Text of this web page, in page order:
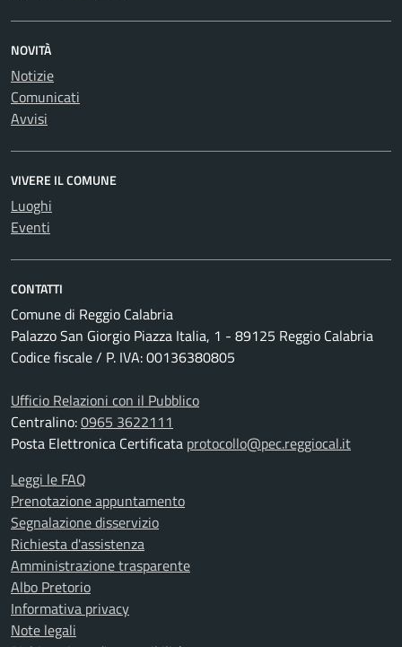
NOVITÀ
Notizie
Comunicati
Avvisi
VIVERE IL COMUNE
Luoghi
Eventi
CONTATTI
Comune di Reggio Calabria
Palazzo San Giorgio Piazza Italia, 1 - 89125 Reggio Calabria
Codice fiscale / P. IVA: 00136380805
Ufficio Relazioni con il Pubblico
Centralino:0965 3622111
Posta Elettronica Certificata protocollo@pec.reggiocal.it
Leggi le FAQ
Prenotazione appuntamento
Segnalazione disservizio
Richiesta d'assistenza
Amministrazione trasparente
Albo Pretorio
Informativa privacy
Note legali